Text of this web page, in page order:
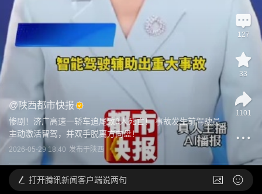
@陕西都市快报
惨剧！济广高速一轿车追尾致3人死亡！ 事故发生前驾驶员
主动激活智驾，并双手脱离方向盘！
2026-05-29 18:40 发布于 陕西
127
33
1101
打开腾讯新闻客户端说两句